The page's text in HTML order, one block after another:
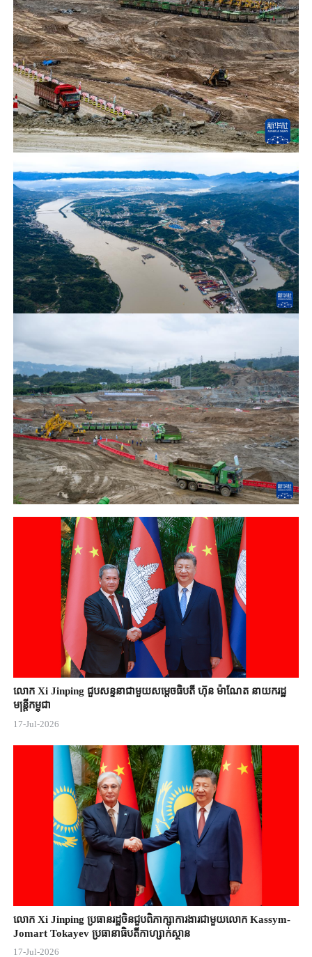
លោក Xi Jinping ជួបសន្ទនាជាមួយសម្តេចធិបតី ហ៊ុន ម៉ាណែត នាយករដ្ឋ
មន្ត្រីកម្ពុជា
17-Jul-2026
លោក Xi Jinping ប្រធានរដ្ឋចិន​ជួបពិភាក្សា​ការងារជាមួយ​លោក Kassym-
Jomart ​Tokayev ​ប្រធានាធិបតី​កាហ្សាក់ស្ថាន​
17-Jul-2026